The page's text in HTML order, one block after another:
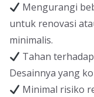
Mengurangi
untuk renovasi
minimalis.
Tahan
Desainnya yang
Minimal risiko